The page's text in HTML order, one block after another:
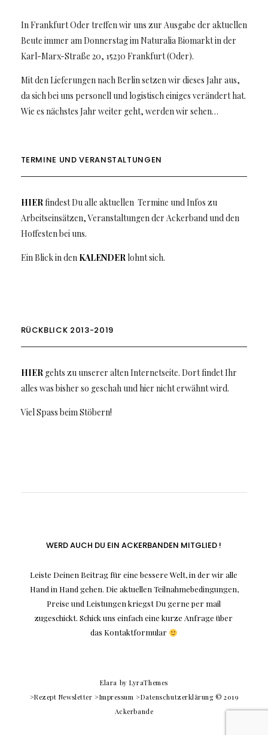
In Frankfurt Oder treffen wir uns zur Ausgabe der aktuellen
Beute immer am Donnerstag im Naturalia Biomarkt in der
Karl-Marx-Straße 20, 15230 Frankfurt (Oder).
Mit den Lieferungen nach Berlin setzen wir dieses Jahr aus,
da sich bei uns personell und logistisch einiges verändert hat.
Wie es nächstes Jahr weiter geht, werden wir sehen…
TERMINE UND VERANSTALTUNGEN
HIERfindest Du alle aktuellen Termine und Infos zu
Arbeitseinsätzen, Veranstaltungen der Ackerband und den
Hoffesten bei uns.
Ein Blick in den KALENDERlohnt sich.
RÜCKBLICK 2013-2019
HIERgehts zu unserer alten Internetseite. Dort findet Ihr
alles was bisher so geschah und hier nicht erwähnt wird.
Viel Spass beim Stöbern!
WERD AUCH DU EIN ACKERBANDEN MITGLIED !
Leiste Deinen Beitrag für eine bessere Welt, in der wir alle
Hand in Hand gehen. Die aktuellen Teilnahmebedingungen,
Preise und Leistungen kriegst Du gerne per mail
zugeschickt. Schick uns einfach eine kurze Anfrage über
das Kontaktformular
Elara by LyraThemes
>Rezept Newsletter >Impressum >Datenschutzerklärung© 2019
Ackerbande